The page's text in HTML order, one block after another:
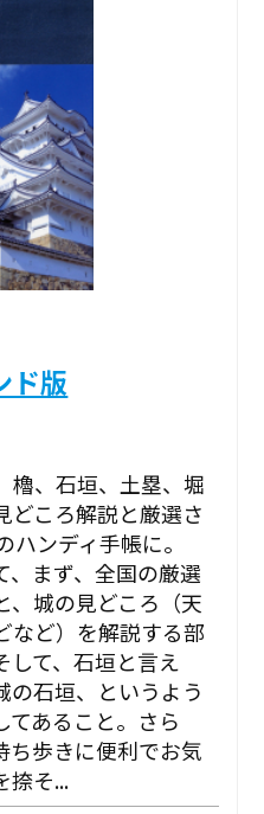
ド版
櫓、石垣、土塁、堀
どころ解説と厳選さ
ンディ手帳に。
、まず、全国の厳選
、城の見どころ（天
など）を解説する部
して、石垣と言え
の石垣、というよう
てあること。さら
ち歩きに便利でお気
捺そ...